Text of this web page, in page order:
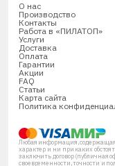
О нас
Производство
Контакты
Работа в «ПИЛАТОП»
Услуги
Доставка
Оплата
Гарантии
Акции
FAQ
Статьи
Карта сайта
Политика
Любая информация,
характер и ни при каких
заключить договор (публичная
своевременности, точности и